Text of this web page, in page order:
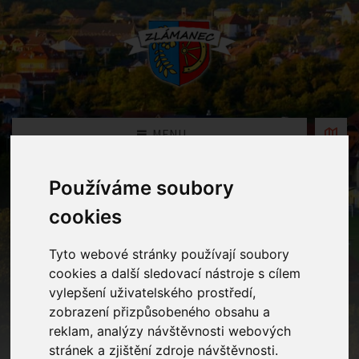
Používáme soubory
cookies
Tyto webové stránky používají soubory
cookies a další sledovací nástroje s cílem
vylepšení uživatelského prostředí,
zobrazení přizpůsobeného obsahu a
reklam, analýzy návštěvnosti webových
stránek a zjištění zdroje návštěvnosti.
MENU
Oznámení
Uzavření MŠ v době letních
prázdnin